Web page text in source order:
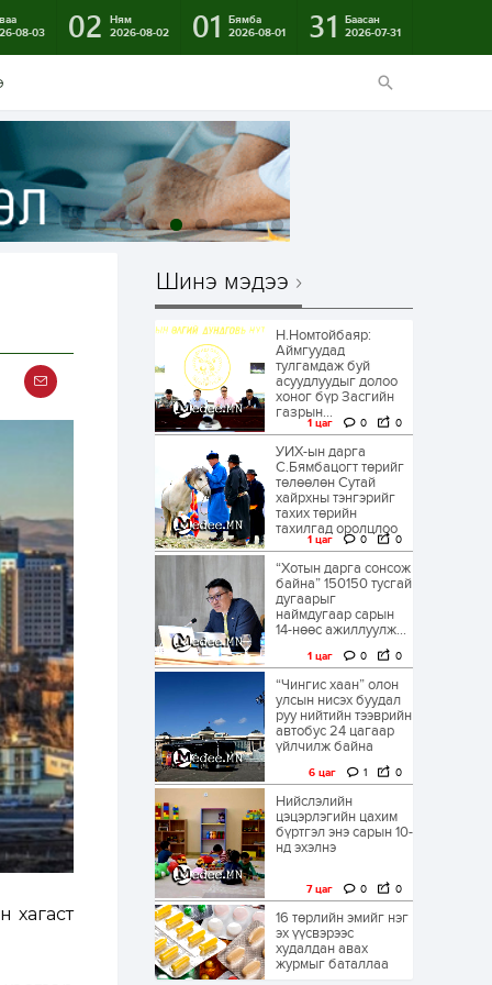
08-03
02
Ням
2026-08-02
01
Бямба
2026-08-01
31
Баасан
2026-07-31
хагаст
Шинэ мэдээ
Н.Номтойбаяр:
Аймгуудад
тулгамдаж буй
асуудлуудыг долоо
хоног бүр Засгийн
газрын...
1 цаг 0 0
УИХ-ын дарга
С.Бямбацогт төрийг
төлөөлөн Сутай
хайрхны тэнгэрийг
тахих төрийн
тахилгад оролцлоо
1 цаг 0 0
“Хотын дарга сонсож
байна” 150150 тусгай
дугаарыг
наймдугаар сарын
14-нөөс ажиллуулж...
1 цаг 0 0
“Чингис хаан” олон
улсын нисэх буудал
руу нийтийн тээврийн
автобус 24 цагаар
үйлчилж байна
6 цаг 1 0
Нийслэлийн
цэцэрлэгийн цахим
бүртгэл энэ сарын 10-
нд эхэлнэ
7 цаг 0 0
16 төрлийн эмийг нэг
эх үүсвэрээс
худалдан авах
журмыг баталлаа